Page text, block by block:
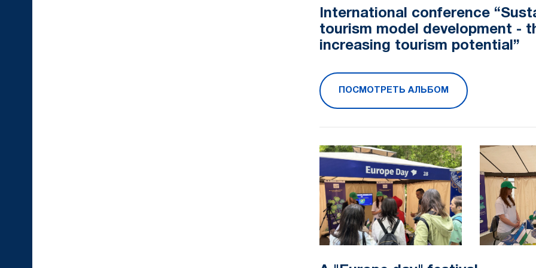
International conference
tourism model development -
increasing tourism potential”
ПОСМОТРЕТЬ АЛЬБОМ